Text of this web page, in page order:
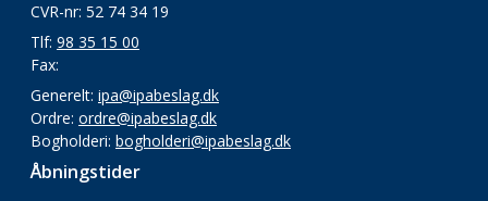
CVR-nr: 52 74 34 19
Tlf: 98 35 15 00
Fax:
Generelt: ipa@ipabeslag.dk
Ordre: ordre@ipabeslag.dk
Bogholderi: bogholderi@ipabeslag.dk
Åbningstider